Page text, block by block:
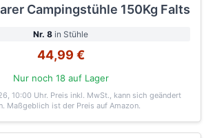
Campingstühle 150Kg Falts
Nr. 8 in Stühle
44,99 €
Nur noch 18 auf Lager
10:00 Uhr. Preis inkl. MwSt., kann sich geändert
Maßgeblich ist der Preis auf Amazon.